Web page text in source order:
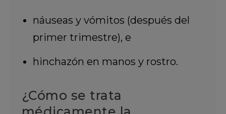
náuseas y vómitos (después del
primer trimestre), e
hinchazón en manos y rostro.
¿Cómo se trata